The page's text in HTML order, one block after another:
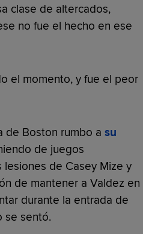
clase de altercados,
no fue el hecho en ese
el momento, y fue el peor
de Boston rumbo a su
de juegos
de Casey Mize y
de mantener a Valdez en
durante la entrada de
se sentó.